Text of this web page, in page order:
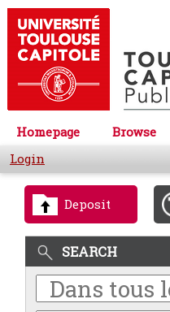
Homepage Browse
Login
Deposit
SEARCH